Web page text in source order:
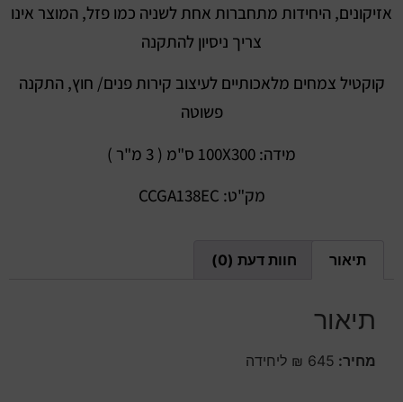
אזיקונים, היחידות מתחברות אחת לשניה כמו פזל, המוצר אינו
צריך ניסיון להתקנה
קוקטיל צמחים מלאכותיים לעיצוב קירות פנים/ חוץ, התקנה
פשוטה
מידה: 100X300 ס"מ ( 3 מ"ר )
מק"ט: CCGA138EC
תיאור חוות דעת (0)
תיאור
מחיר: 645 ₪ ליחידה